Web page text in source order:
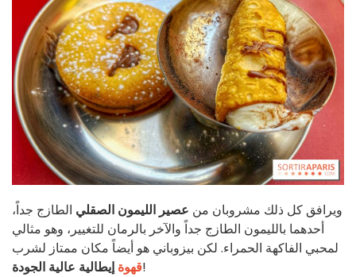
ويرافق كل ذلك مشروبان من عصير الليمون الصقلي الطازج جداً،
أحدهما بالليمون الطازج جداً والآخر بالرمان للتغيير، وهو مثالي
لمحبي الفاكهة الحمراء. لكن بيزوباني هو أيضاً مكان ممتاز لشرب
قهوة إيطالية عالية الجودة
!